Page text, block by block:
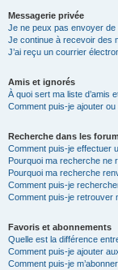
Messagerie privée
Je ne peux pas envoyer
Je continue à recevoir des
J’ai reçu un courrier
Amis et ignorés
À quoi sert ma liste d’amis
Comment puis-je ajouter ou
Recherche dans les
Comment puis-je effectuer
Pourquoi ma recherche ne
Pourquoi ma recherche
Comment puis-je
Comment puis-je retrouver
Favoris et abonnements
Quelle est la différence
Comment puis-je ajouter
Comment puis-je